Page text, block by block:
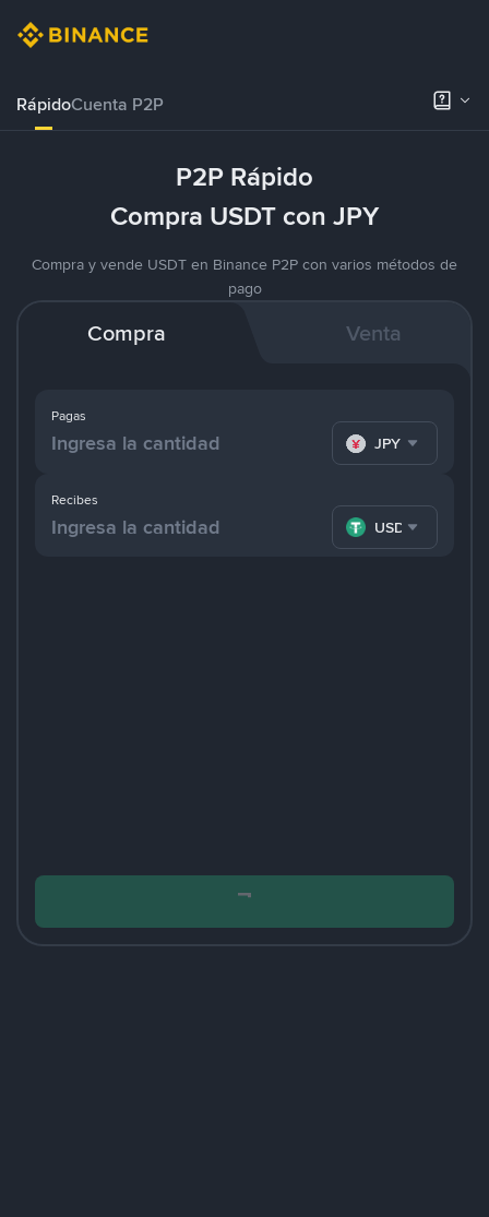
RápidoCuenta P2P
P2P Rápido
Compra USDT con JPY
Compra y vende USDT en Binance P2P con varios métodos de
pago
Compra Venta
Pagas
JPY
Recibes
USDT